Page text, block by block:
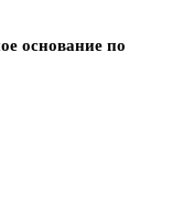
основание по